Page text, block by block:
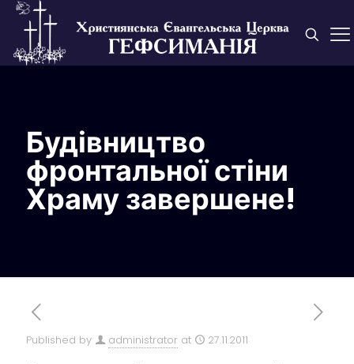
Будівництво
фронтальної стіни
Храму завершене!
Published by administrator at 27.11.2011